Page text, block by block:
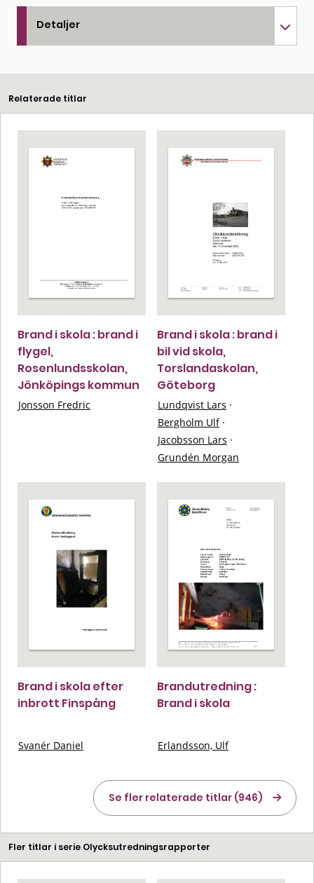
Detaljer
Relaterade titlar
Brand i skola : brand i
flygel,
Rosenlundsskolan,
Jönköpings kommun
Jonsson Fredric
Brand i skola : brand i
bil vid skola,
Torslandaskolan,
Göteborg
Lundqvist Lars ·
Bergholm Ulf ·
Jacobsson Lars ·
Grundén Morgan
Brand i skola efter
inbrott Finspång
Svanér Daniel
Brandutredning :
Brand i skola
Erlandsson, Ulf
Se fler relaterade titlar (946)
Fler titlar i serie Olycksutredningsrapporter